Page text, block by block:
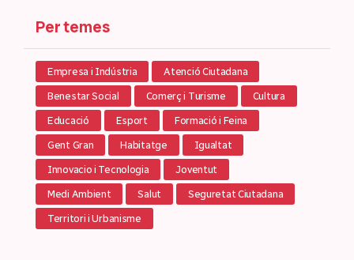
Per temes
Empresa i Indústria Atenció Ciutadana
Benestar Social Comerç i Turisme Cultura
Educació Esport Formació i Feina
Gent Gran Habitatge Igualtat
Innovacio i Tecnologia Joventut
Medi Ambient Salut Seguretat Ciutadana
Territori i Urbanisme